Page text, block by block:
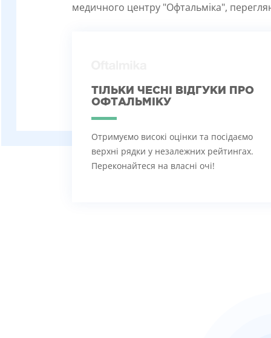
медичного центру "Офтальміка",
ТІЛЬКИ ЧЕСНІ ВІДГУКИ ПРО
ОФТАЛЬМІКУ
Отримуємо високі оцінки та посідаємо
верхні рядки у незалежних рейтингах.
Переконайтеся на власні очі!